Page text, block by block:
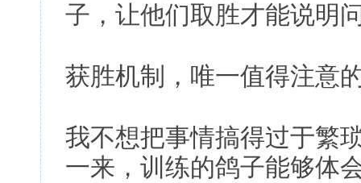
子，让他们取胜才能说明
获胜机制，唯一值得注意
我不想把事情搞得过于繁
一来，训练的鸽子能够体